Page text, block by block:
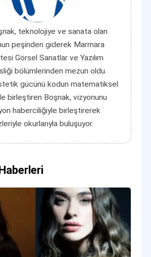
teknolojiye ve sanata olan
peşinden giderek Marmara
Görsel Sanatlar ve Yazılım
bölümlerinden mezun oldu.
gücünü kodun matematiksel
birleştiren Boşnak, vizyonunu
haberciliğiyle birleştirerek
okurlarıyla buluşuyor.